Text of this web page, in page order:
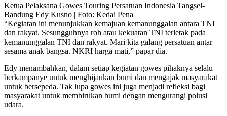
Ketua Pelaksana Gowes Touring Persatuan Indonesia Tangsel-
Bandung Edy Kusno | Foto: Kedai Pena
“Kegiatan ini menunjukkan kemajuan kemanunggalan antara TNI
dan rakyat. Sesungguhnya roh atau kekuatan TNI terletak pada
kemanunggalan TNI dan rakyat. Mari kita galang persatuan antar
sesama anak bangsa. NKRI harga mati,” papar dia.
Edy menambahkan, dalam setiap kegiatan gowes pihaknya selalu
berkampanye untuk menghijaukan bumi dan mengajak masyarakat
untuk bersepeda. Tak lupa gowes ini juga menjadi refleksi bagi
masyarakat untuk membirukan bumi dengan mengurangi polusi
udara.